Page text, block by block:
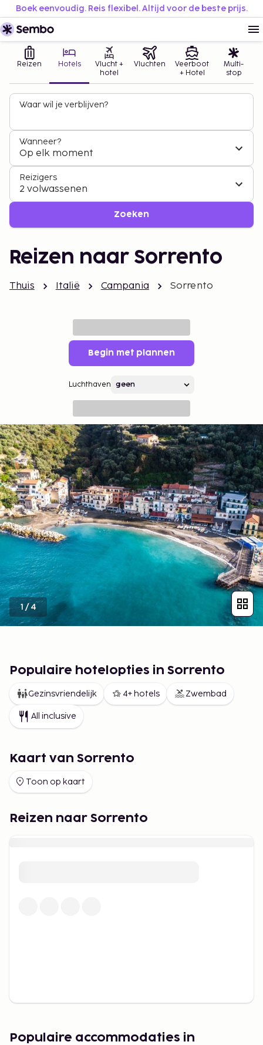
Boek eenvoudig. Reis flexibel. Altijd voor de beste prijs.
Reizen Hotels
Vlucht +
hotel
Vluchten
Veerboot
+ Hotel
Multi-
stop
Waar wil je verblijven?
Wanneer?
Op elk moment
Reizigers
2 volwassenen
Zoeken
Reizen naar Sorrento
Thuis Italië Campania Sorrento
Begin met plannen
Luchthaven
1 /4
Populaire hotelopties in Sorrento
Gezinsvriendelijk 4+ hotels Zwembad
All inclusive
Kaart van Sorrento
Toon op kaart
Reizen naar Sorrento
Populaire accommodaties in